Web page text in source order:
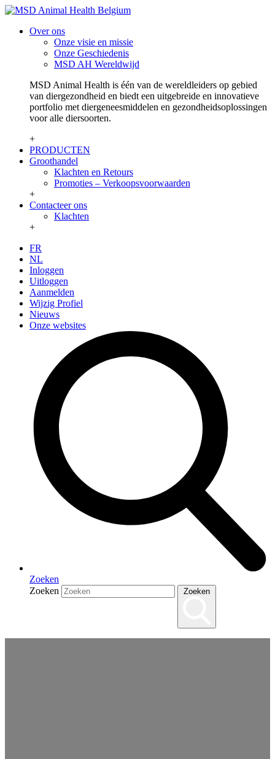
Over ons
Onze visie en missie
Onze Geschiedenis
MSD AH Wereldwijd
MSD Animal Health is één van de wereldleiders op gebied
van diergezondheid en biedt een uitgebreide en innovatieve
portfolio met diergeneesmiddelen en gezondheidsoplossingen
voor alle diersoorten.
+
PRODUCTEN
Groothandel
Klachten en Retours
Promoties – Verkoopsvoorwaarden
+
Contacteer ons
Klachten
+
FR
NL
Inloggen
Uitloggen
Aanmelden
Wijzig Profiel
Nieuws
Onze websites
Zoeken
Zoeken
Zoeken